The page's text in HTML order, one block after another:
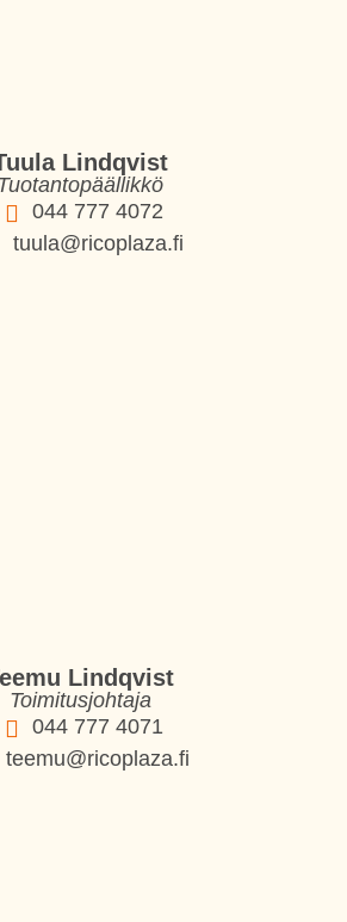
Lindqvist
044 777 4072
tuula@ricoplaza.fi
Lindqvist
Toimitusjohtaja
044 777 4071
teemu@ricoplaza.fi